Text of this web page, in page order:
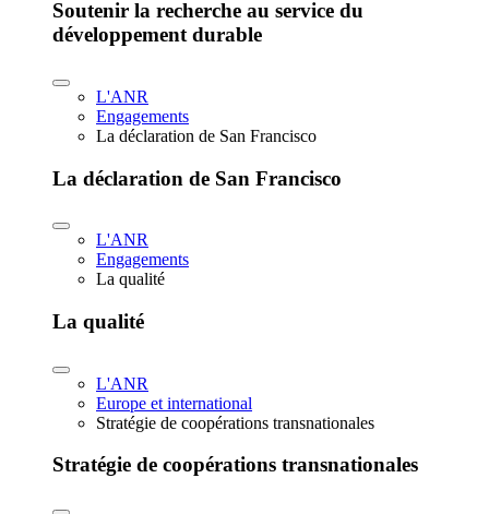
Soutenir la recherche au service du
développement durable
L'ANR
Engagements
La déclaration de San Francisco
La déclaration de San Francisco
L'ANR
Engagements
La qualité
La qualité
L'ANR
Europe et international
Stratégie de coopérations transnationales
Stratégie de coopérations transnationales